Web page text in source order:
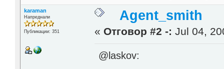
karaman
Напреднали
Публикации: 351
Agent_smith
« Отговор #2 -: Jul 04,
@laskov: